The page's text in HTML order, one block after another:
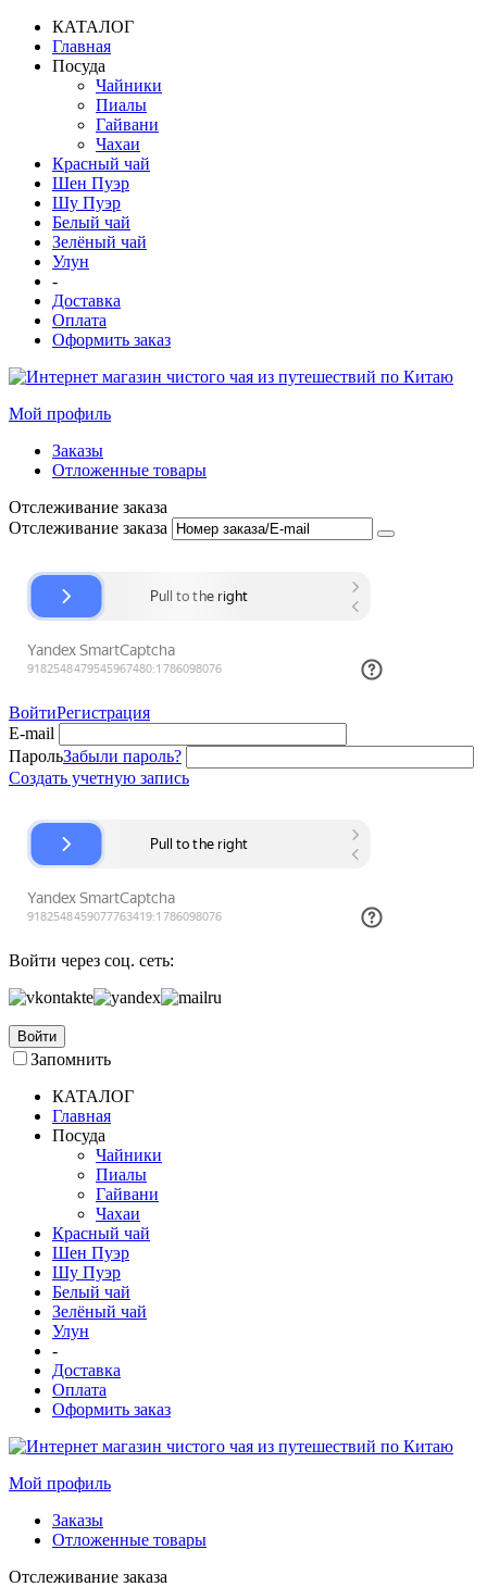
КАТАЛОГ
Главная
Посуда
Чайники
Пиалы
Гайвани
Чахаи
Красный чай
Шен Пуэр
Шу Пуэр
Белый чай
Зелёный чай
Улун
-
Доставка
Оплата
Оформить заказ
Мой профиль
Заказы
Отложенные товары
Отслеживание заказа
Отслеживание заказа
ВойтиРегистрация
E-mail
ПарольЗабыли пароль?
Создать учетную запись
Войти через соц. сеть:
Войти
Запомнить
КАТАЛОГ
Главная
Посуда
Чайники
Пиалы
Гайвани
Чахаи
Красный чай
Шен Пуэр
Шу Пуэр
Белый чай
Зелёный чай
Улун
-
Доставка
Оплата
Оформить заказ
Мой профиль
Заказы
Отложенные товары
Отслеживание заказа